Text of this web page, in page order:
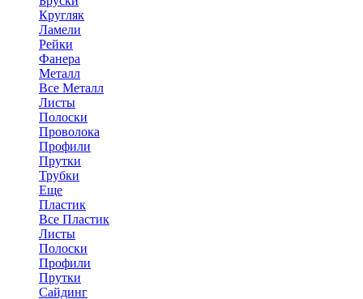
Кругляк
Ламели
Рейки
Фанера
Металл
Все Металл
Листы
Полоски
Проволока
Профили
Прутки
Трубки
Еще
Пластик
Все Пластик
Листы
Полоски
Профили
Прутки
Сайдинг